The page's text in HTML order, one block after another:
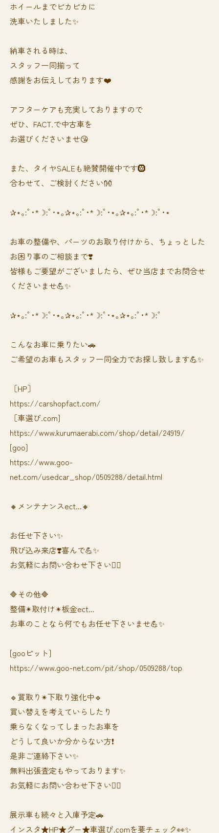
ホイールまでピカピカに
洗車いたしました✨
納車される時は、
スタッフ一同揃って
感謝をお伝えしております❤️
アフターケアも充実しておりますので
ぜひ、FACT.で中古車を
お選びくださいませ😘
また、タイヤSALEも絶賛開催中です🛞
合わせて、ご検討ください👐
✰⋆｡:ﾟ･*☽:ﾟ･⋆｡✰⋆｡:ﾟ･*☽:ﾟ･⋆｡✰⋆｡:ﾟ･*☽:ﾟ･⋆
お車の整備や、パーツのお取り付けから、ちょっとした
お困り事のご相談まで❣️
皆様もご要望がございましたら、ぜひ当店までお問合せ
くださいませ💪✨
✰⋆｡:ﾟ･*☽:ﾟ･⋆｡✰⋆｡:ﾟ･*☽:ﾟ･⋆｡✰⋆｡:ﾟ･*☽:ﾟ
⁡⁡⁡こんなお車に乗りたい🚗
ご希望のお車もスタッフ一同全力でお探し致します💪✨
［HP］
https://carshopfact.com/
［車選び.com]
https://www.kurumaerabi.com/shop/detail/24919/
[goo]
https://www.goo-
net.com/usedcar_shop/0509288/detail.html
🔸メンテナンスect...🔸
お任せ下さい✨
飛び込み来店❣️喜んで💪✨
お気軽にお問い合わせ下さい🙆‍♀️
🔷その他🔷
整備✴︎取付け✴︎板金ect...
お車のことなら何でもお任せ下さいませ💪✨
[gooピット]
https://www.goo-net.com/pit/shop/0509288/top
🔹買取り✴︎下取り強化中🔹
買い替えを考えていらしたり
乗らなくなってしまったお車を
どうして良いか分からない方❗️
是非ご連絡下さい✨
無料出張査定もやっております✨
お気軽にお問い合わせ下さい🙆‍♀️
展示車も続々と入庫予定🚗
インスタ★HP★グー★車選び.comを要チェック👀✨